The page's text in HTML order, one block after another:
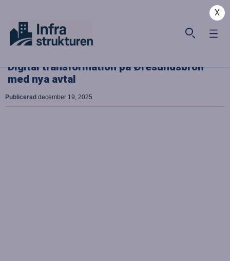
X
Digital transformation på Øresundsbron
med nya avtal
Publicerad december 19, 2025